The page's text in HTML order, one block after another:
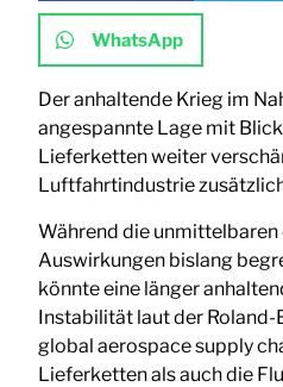
WhatsApp
Der anhaltende Krieg im
angespannte Lage mit
Lieferketten weiter
Luftfahrtindustrie
Während die
Auswirkungen bislang
könnte eine länger
Instabilität laut der Roland-
global aerospace supply
Lieferketten als auch die